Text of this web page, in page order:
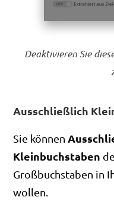
Deaktivieren Sie
Ausschließlich
Sie können
Kleinbuchstaben
Großbuchstaben in
wollen.